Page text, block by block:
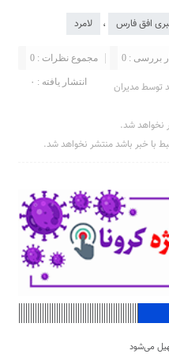
افق فارس ، لامرد
مجموع نظرات : 0 بررسی : 0
انتشار یافته : ۰
توسط مدیران
نخواهد شد.
با خبر باشد منتشر نخواهد شد.
می‌شود